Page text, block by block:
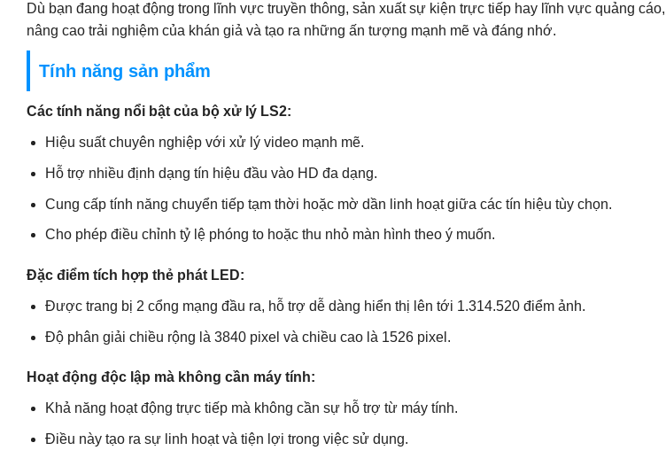
Dù bạn đang hoạt động trong lĩnh vực truyền thông, sản xuất sự kiện trực tiếp hay lĩnh vực quảng
nâng cao trải nghiệm của khán giả và tạo ra những ấn tượng mạnh mẽ và đáng nhớ.
Tính năng sản phẩm
Các tính năng nổi bật của bộ xử lý LS2:
Hiệu suất chuyên nghiệp với xử lý video mạnh mẽ.
Hỗ trợ nhiều định dạng tín hiệu đầu vào HD đa dạng.
Cung cấp tính năng chuyển tiếp tạm thời hoặc mờ dần linh hoạt giữa các tín hiệu tùy chọn.
Cho phép điều chỉnh tỷ lệ phóng to hoặc thu nhỏ màn hình theo ý muốn.
Đặc điểm tích hợp thẻ phát LED:
Được trang bị 2 cổng mạng đầu ra, hỗ trợ dễ dàng hiển thị lên tới 1.314.520 điểm ảnh.
Độ phân giải chiều rộng là 3840 pixel và chiều cao là 1526 pixel.
Hoạt động độc lập mà không cần máy tính:
Khả năng hoạt động trực tiếp mà không cần sự hỗ trợ từ máy tính.
Điều này tạo ra sự linh hoạt và tiện lợi trong việc sử dụng.